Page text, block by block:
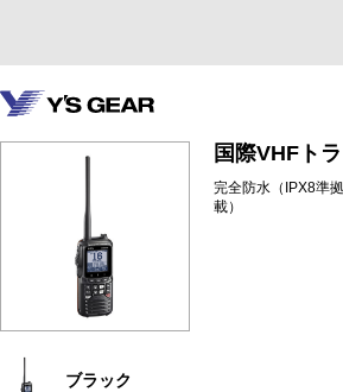
国際VHFト
完全防水（IPX8準
載）
ブラック